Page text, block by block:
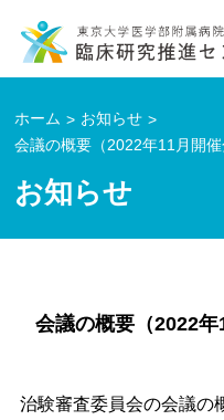
ホーム
お知らせ
会議の概要（2022年11月開催
お知らせ
会議の概要（2022
治験審査委員会の会議の